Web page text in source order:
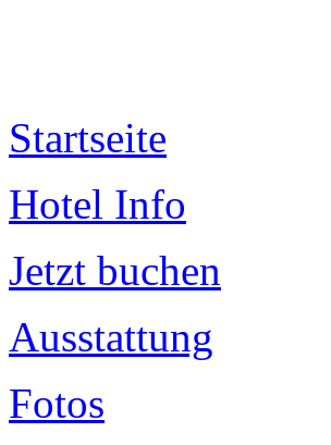
Startseite
Hotel Info
Jetzt buchen
Ausstattung
Fotos